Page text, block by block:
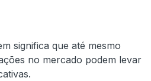
significa que até mesmo
no mercado podem levar